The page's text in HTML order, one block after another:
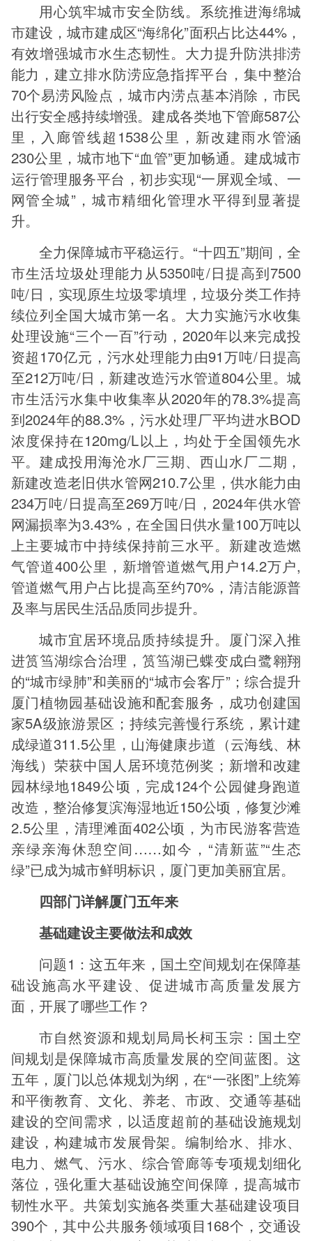
用心筑牢城市安全防线。系统推进海绵城
市建设，城市建成区“海绵化”面积占比达44%，
有效增强城市水生态韧性。大力提升防洪排涝
能力，建立排水防涝应急指挥平台，集中整治
70个易涝风险点，城市内涝点基本消除，市民
出行安全感持续增强。建成各类地下管廊587公
里，入廊管线超1538公里，新改建雨水管涵
230公里，城市地下“血管”更加畅通。建成城市
运行管理服务平台，初步实现“一屏观全域、一
网管全城”，城市精细化管理水平得到显著提
升。
全力保障城市平稳运行。“十四五”期间，全
市生活垃圾处理能力从5350吨/日提高到7500
吨/日，实现原生垃圾零填埋，垃圾分类工作持
续位列全国大城市第一名。大力实施污水收集
处理设施“三个一百”行动，2020年以来完成投
资超170亿元，污水处理能力由91万吨/日提高
至212万吨/日，新建改造污水管道804公里。城
市生活污水集中收集率从2020年的78.3%提高
到2024年的88.3%，污水处理厂平均进水BOD
浓度保持在120mg/L以上，均处于全国领先水
平。建成投用海沧水厂三期、西山水厂二期，
新建改造老旧供水管网210.7公里，供水能力由
234万吨/日提高至269万吨/日，2024年供水管
网漏损率为3.43%，在全国日供水量100万吨以
上主要城市中持续保持前三水平。新建改造燃
气管道400公里，新增管道燃气用户14.2万户,
管道燃气用户占比提高至约70%，清洁能源普
及率与居民生活品质同步提升。
城市宜居环境品质持续提升。厦门深入推
进筼筜湖综合治理，筼筜湖已蝶变成白鹭翱翔
的“城市绿肺”和美丽的“城市会客厅”；综合提升
厦门植物园基础设施和配套服务，成功创建国
家5A级旅游景区；持续完善慢行系统，累计建
成绿道311.5公里，山海健康步道（云海线、林
海线）荣获中国人居环境范例奖；新增和改建
园林绿地1849公顷，完成124个公园健身跑道
改造，整治修复滨海湿地近150公顷，修复沙滩
2.5公里，清理滩面402公顷，为市民游客营造
亲绿亲海休憩空间……如今，“清新蓝”“生态
绿”已成为城市鲜明标识，厦门更加美丽宜居。
四部门详解厦门五年来
基础建设主要做法和成效
问题1：这五年来，国土空间规划在保障基
础设施高水平建设、促进城市高质量发展方
面，开展了哪些工作？
市自然资源和规划局局长柯玉宗：国土空
间规划是保障城市高质量发展的空间蓝图。这
五年，厦门以总体规划为纲，在“一张图”上统筹
和平衡教育、文化、养老、市政、交通等基础
建设的空间需求，以适度超前的基础设施规划
建设，构建城市发展骨架。编制给水、排水、
电力、燃气、污水、综合管廊等专项规划细化
落位，强化重大基础设施空间保障，提高城市
韧性水平。共策划实施各类重大基础建设项目
390个，其中公共服务领域项目168个，交通设